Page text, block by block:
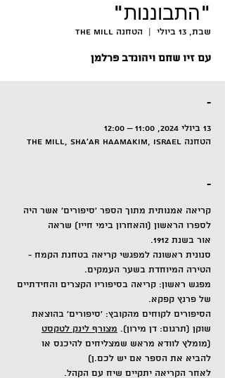
"התבוננות"
שבת, 13 ביולי
  |
הטחנה The Mill
עם זיו שחם ויהונדב פרלמן
-
13 ביולי 2024, 11:00 – 12:00
הטחנה The Mill, Sha'ar HaAmakim, Israel
-
קריאה אמנותית מתוך הספר 'סיפורים' אשר היה
לספרו הראשון (והאחרון בימי חייו) שראה
אור בשנת 1912.
סנונית ראשונה למפגשי קריאה בטחנת הקמח -
הטירה המיוחדת בשער העמקים.
מפגש ראשון: קריאה בסיפוריו הקצרים והחידתיים
של פרנץ קפקא.
הסיפורים לקוחים מהקובץ: 'סיפורים' בהוצאת
שוקן (תרגום: דן מירון). מצורף לינק לטקסט
(מומלץ לוודא מראש שמצליחים להיכנס או
להביא את הספר אם יש לכם.ן)
לאחר הקריאה יתקיים שיח עם הקהל.